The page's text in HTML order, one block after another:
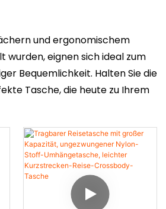
und ergonomischem
eignen sich ideal zum
Bequemlichkeit. Halten Sie die
Tasche, die heute zu Ihrem